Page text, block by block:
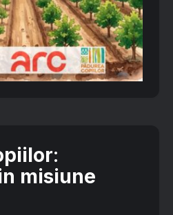
:
misiune